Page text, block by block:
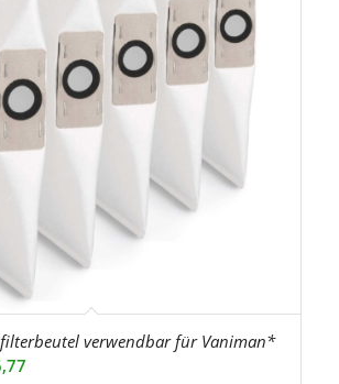
verwendbar für Vaniman*
Preisspanne: